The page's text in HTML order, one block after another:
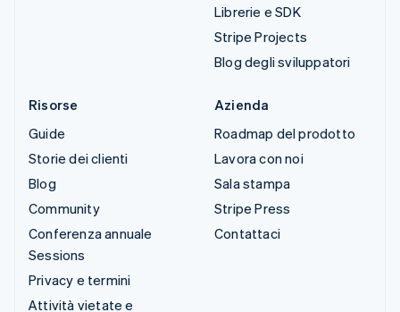
Librerie e SDK
Stripe Projects
Blog degli sviluppatori
Risorse
Guide
Storie dei clienti
Blog
Community
Conferenza annuale
Sessions
Privacy e termini
Attività vietate e
Azienda
Roadmap del prodotto
Lavora con noi
Sala stampa
Stripe Press
Contattaci